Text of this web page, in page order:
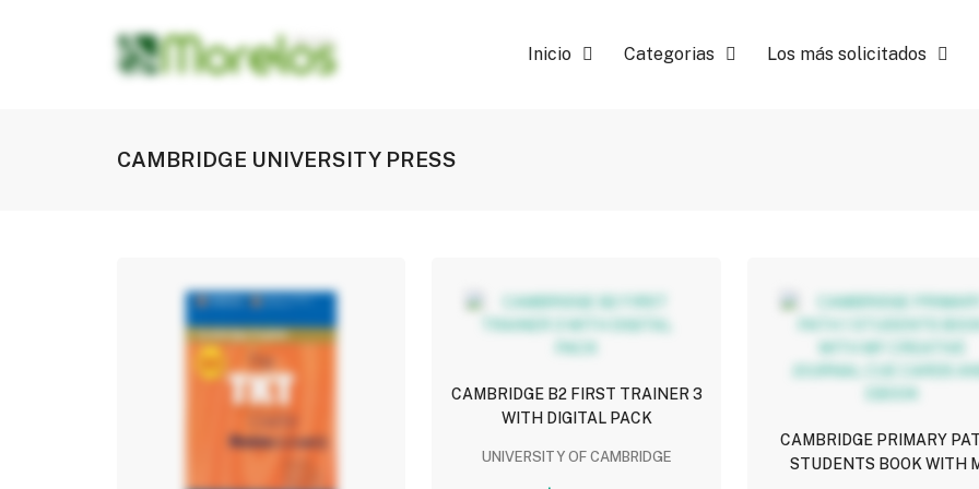
Inicio Categorias Los más solicitados
CAMBRIDGE UNIVERSITY PRESS
CAMBRIDGE B2 FIRST TRAINER 3
WITH DIGITAL PACK
UNIVERSITY OF CAMBRIDGE
CAMBRIDGE PRIMARY
STUDENTS BOOK WITH